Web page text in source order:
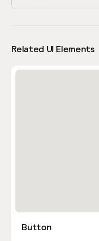
Related UI Elements
Button